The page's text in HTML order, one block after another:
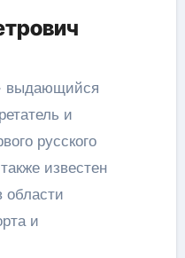
выдающийся
и
русского
известен
и